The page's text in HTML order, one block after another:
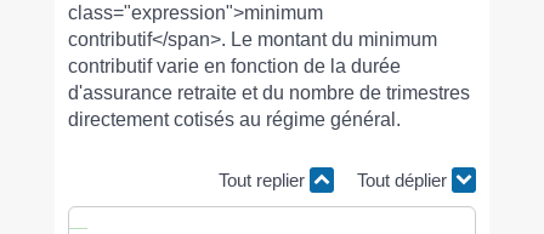
class="expression">minimum
contributif</span>. Le montant du minimum
contributif varie en fonction de la durée
d'assurance retraite et du nombre de trimestres
directement cotisés au régime général.
Tout replier Tout déplier